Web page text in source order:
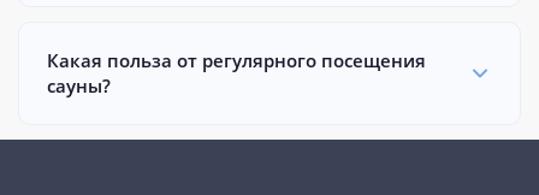
Какая польза от регулярного посещения
сауны?